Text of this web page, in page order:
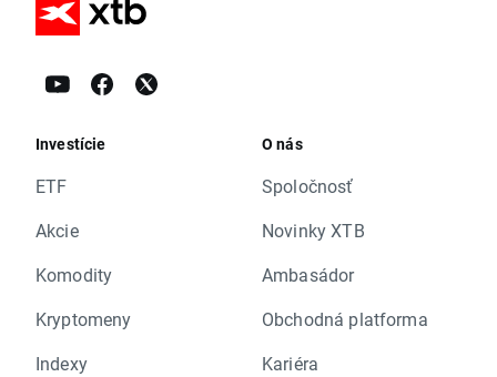
Investície
ETF
Akcie
Komodity
Kryptomeny
Indexy
O nás
Spoločnosť
Novinky XTB
Ambasádor
Obchodná platforma
Kariéra